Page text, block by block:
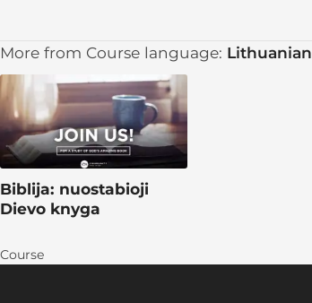
More from Course language: Lithuanian
Biblija: nuostabioji
Dievo knyga
Course